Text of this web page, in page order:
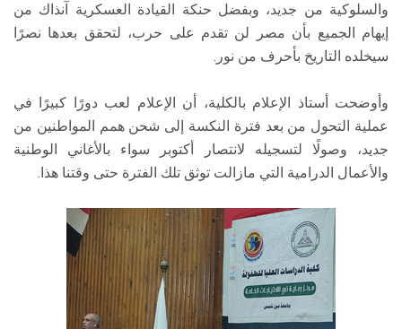
والسلوكية من جديد، وبفضل حنكة القيادة العسكرية آنذاك من
إيهام الجميع بأن مصر لن تقدم على حرب، لتحقق بعدها نصرًا
سيخلده التاريخ بأحرف من نور.
وأوضحت أستاذ الإعلام بالكلية، أن الإعلام لعب دورًا كبيرًا في
عملية التحول من بعد فترة النكسة إلى شحن همم المواطنين من
جديد، وصولًا لتسجيله لانتصار أكتوبر سواء بالأغاني الوطنية
والأعمال الدرامية التي مازالت توثق تلك الفترة حتى وقتنا هذا.